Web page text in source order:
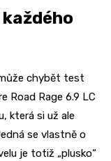
chybět test
Road Rage 6.9 LC
která si už ale
se vlastně o
je totiž „plusko“